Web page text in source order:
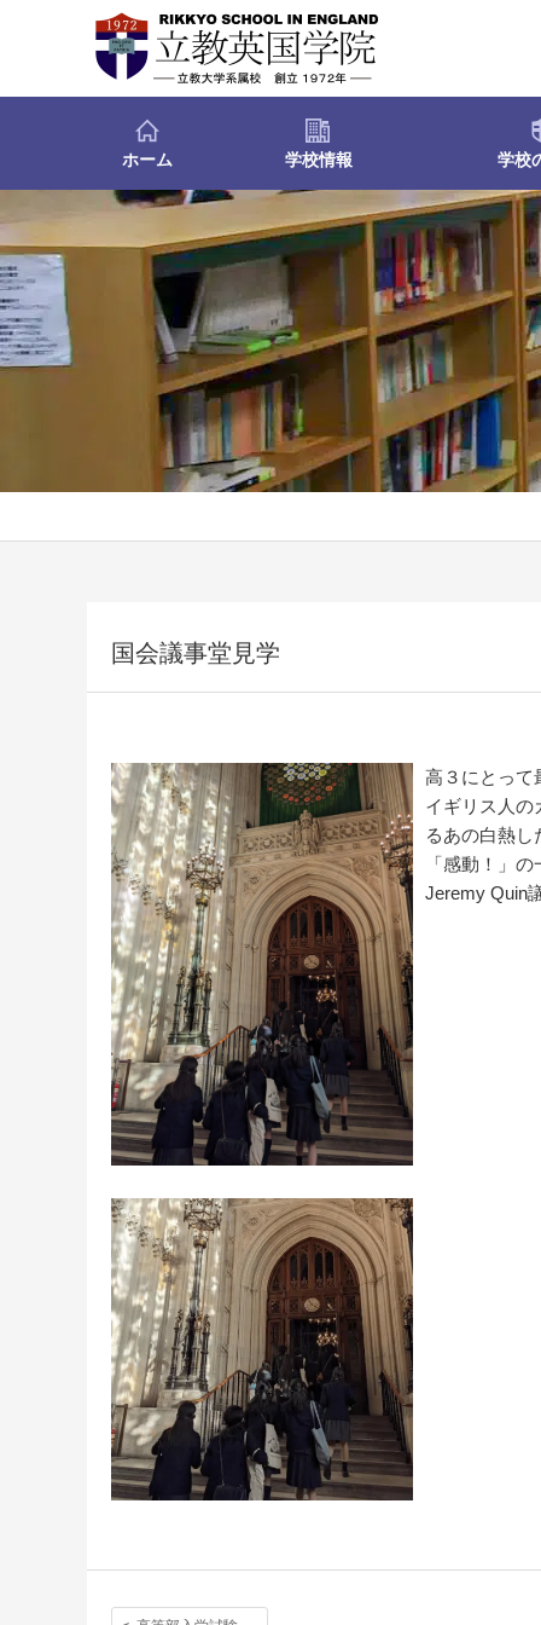
ホーム 学校情報 学校
国会議事堂見学
高３にとって
イギリス人の
るあの白熱
「感動！」
Jeremy Quin